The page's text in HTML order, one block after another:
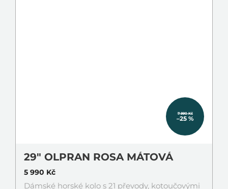
7 990 Kč
–25 %
29" OLPRAN ROSA MÁTOVÁ
5 990 Kč
Dámské horské kolo s 21 převody, kotoučovými